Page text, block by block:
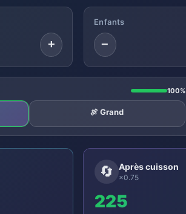
+
Enfants
−
100%
🍖 Grand
🔄 Après cuisson
×0.75
225